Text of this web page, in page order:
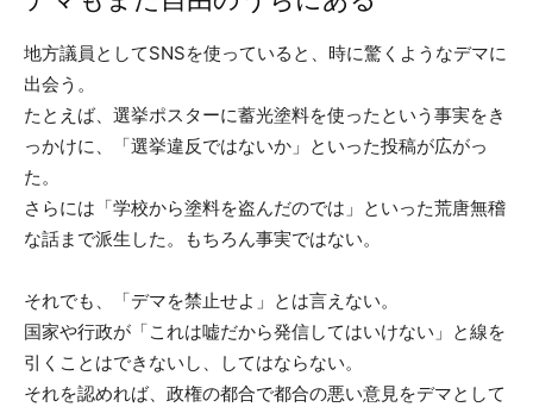
地方議員としてSNSを使っていると、時に驚くようなデマに
出会う。
たとえば、選挙ポスターに蓄光塗料を使ったという事実をき
っかけに、「選挙違反ではないか」といった投稿が広がっ
た。
さらには「学校から塗料を盗んだのでは」といった荒唐無稽
な話まで派生した。もちろん事実ではない。
それでも、「デマを禁止せよ」とは言えない。
国家や行政が「これは嘘だから発信してはいけない」と線を
引くことはできないし、してはならない。
それを認めれば、政権の都合で都合の悪い意見をデマとして